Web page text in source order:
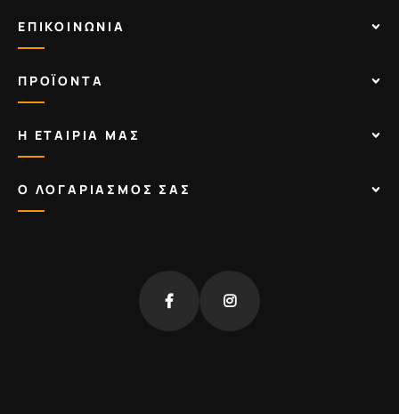
ΕΠΙΚΟΙΝΩΝΙΑ
ΠΡΟΪΟΝΤΑ
Η ΕΤΑΙΡΙΑ ΜΑΣ
Ο ΛΟΓΑΡΙΑΣΜΟΣ ΣΑΣ
fb insta